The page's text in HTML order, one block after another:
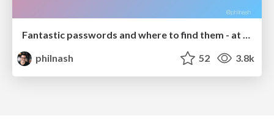
philnash
52 3.8k